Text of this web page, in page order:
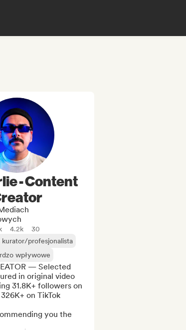
- Content
4.2k
30
kurator/profesjonalista
wpływowe
— Selected
in original video
31.8K+ followers on
on TikTok
you the